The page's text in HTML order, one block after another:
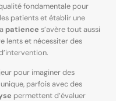
fondamentale pour
patients et établir une
patience s’avère tout aussi
lents et nécessiter des
pour imaginer des
parfois avec des
permettent d’évaluer